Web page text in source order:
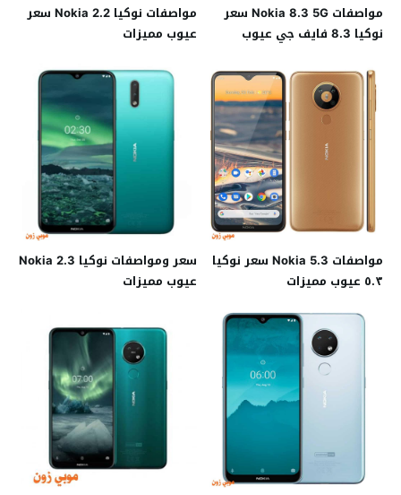
مواصفات Nokia 8.3 5G سعر
نوكيا 8.3 فايف جي عيوب
مواصفات نوكيا Nokia 2.2 سعر
عيوب مميزات
مواصفات Nokia 5.3 سعر نوكيا
٥.٣ عيوب مميزات
سعر ومواصفات نوكيا Nokia 2.3
عيوب مميزات